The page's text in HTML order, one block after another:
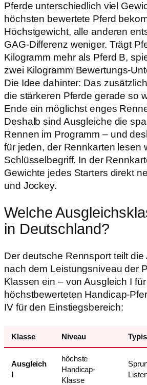
Pferde unterschiedlich viel
höchsten bewertete Pferd
Höchstgewicht, alle anderen
GAG-Differenz weniger. Trägt
Kilogramm mehr als Pferd B,
zwei Kilogramm Bewertungs-
Die Idee dahinter: Das
die stärkeren Pferde gerade so
Ende ein möglichst enges
Deshalb sind Ausgleiche die
Rennen im Programm – und
für jeden, der Rennkarten lesen
Schlüsselbegriff. In der
Gewichte jedes Starters direkt
und Jockey.
Welche
in Deutschland?
Der deutsche Rennsport teilt
nach dem Leistungsniveau der
Klassen ein – von Ausgleich I
höchstbewerteten Handicap-
IV für den Einstiegsbereich:
Klasse Niveau
Ausgleich
I
höchste
Handicap-
Klasse